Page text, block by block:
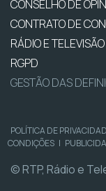
CONSELHO DE
CONTRATO DE
RÁDIO E TELEVISÃO
RGPD
GESTÃO DAS
POLÍTICA DE
CONDIÇÕES |
© RTP, Rádio e